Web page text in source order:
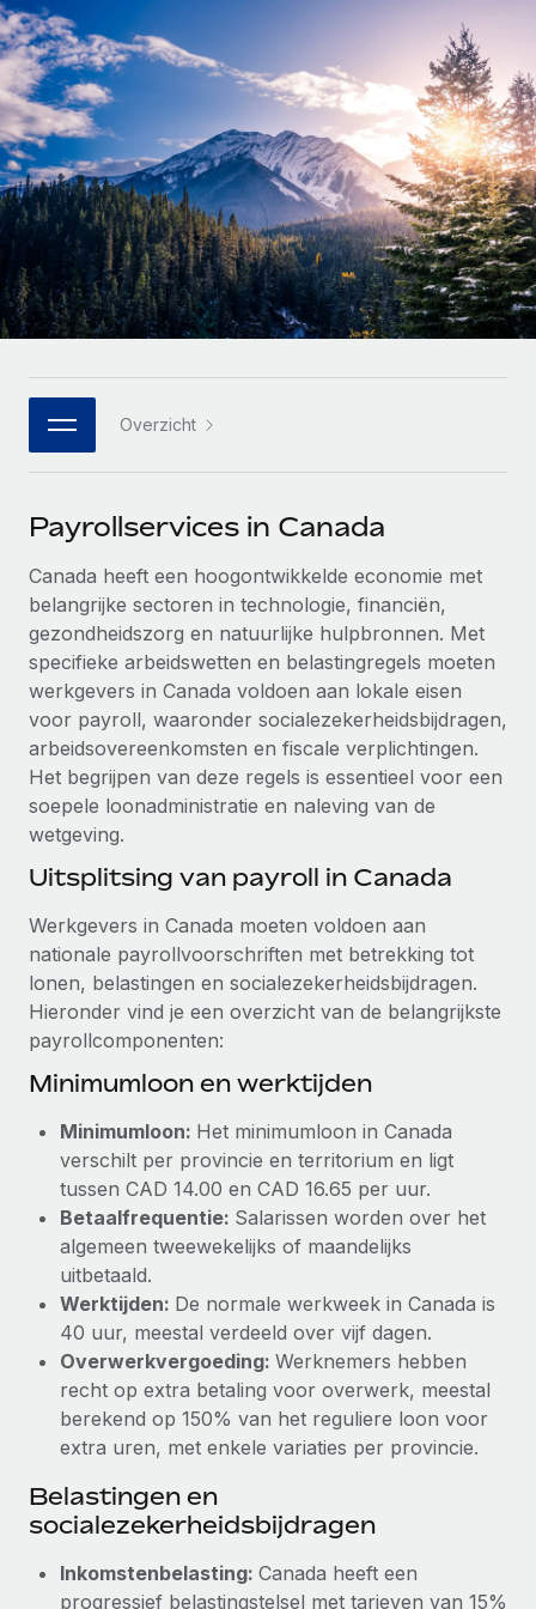
PEO
Ingewikkelde HR-taken eenvoudig uitbesteden
INFRASTRUCTUUR
Remote Embedded
HR naadloos in workflows integreren
Platform
Ingebouwde essentiële HR-functies voor je team
Integraties
DIENSTEN
Vraag een expert
Krijg hulp van global HR- en juridische experts
Achtergrondonderzoek
Vereenvoudig het screeningsproces van
kandidaten
Compliance Watchtower
Blijf compliance-risico's voor
Apparaatbeheer
Lever en track wereldwijd IT-middelen
Entiteiten oprichten
Stel snel compliant entiteiten op
Mobiliteit en overplaatsing
Plaats werknemers moeiteloos over
Eenvoudig secundaire arbeidsvoorwaarden
beheren
GROEIFASE
Start-ups
Flexibele global HR en payroll solutions voor groeiende
bedrijven
Mid-market
Teams uitbreiden met HR solutions op maat
Enterprise
Global HR voor grote bedrijven
WERK MET ONS SAMEN
Strategische technologiepartners
Een partner worden
Binnenkort beschikbaar
Integraties en advies over AI-automatiseringen
CASESTUDY'S
Hoe AI-pionier Weaviate zijn team met 120%
liet groeien met Remote
Weaviate in één oogopslag Weaviate bouwt open source,
AI-first infrastructuur. De missie van het...
Meer informatie
Reverse Tech's strategische samenwerking
met Remote voor contractor management en
payroll
up op het gebied van gezondheid en welzijn,...
Meer informatie
Ontdek valuta-opties en betaalsnelheden voor
internationale zzp'ers
LEREN MET REMOTE
Onderzoek en gidsen
Casestudy's
HR-woordenlijst
Checklists en templates
Webinars
Newsroom
Inzicht in salaris en talent
Inzichtencentrum
Support
Alle bronnen bekijken
BLOG
Global Payroll
Contractor Management
Belastingen
Naar de blog
BLOG
Productupdates van Remote: Gusto- en Xero-
integraties en Contractor Management Plus
Het blijft de missie van Remote om alle soorten bedrijven
te helpen bij het aannemen, beheren en...
Meer informatie
Hoe Phiture 55 werknemers in 19 landen
beheert met Remote
mobiele groeiadviessector, zet zich sinds 2016...
Nederlands
Français
Deutsch
Español
Italiano
Português (Portugal)
日本語
한국어
Overzicht
Payrollservices in Canada
Canada heeft een hoogontwikkelde economie met
belangrijke sectoren in technologie, financiën,
gezondheidszorg en natuurlijke hulpbronnen. Met
specifieke arbeidswetten en belastingregels moeten
werkgevers in Canada voldoen aan lokale eisen
voor payroll, waaronder socialezekerheidsbijdragen,
arbeidsovereenkomsten en fiscale verplichtingen.
Het begrijpen van deze regels is essentieel voor een
soepele loonadministratie en naleving van de
wetgeving.
Uitsplitsing van payroll in Canada
Werkgevers in Canada moeten voldoen aan
nationale payrollvoorschriften met betrekking tot
lonen, belastingen en socialezekerheidsbijdragen.
Hieronder vind je een overzicht van de belangrijkste
payrollcomponenten:
Minimumloon en werktijden
Minimumloon: Het minimumloon in Canada
verschilt per provincie en territorium en ligt
tussen CAD 14.00 en CAD 16.65 per uur.
Betaalfrequentie: Salarissen worden over het
algemeen tweewekelijks of maandelijks
uitbetaald.
Werktijden: De normale werkweek in Canada is
40 uur, meestal verdeeld over vijf dagen.
Overwerkvergoeding: Werknemers hebben
recht op extra betaling voor overwerk, meestal
berekend op 150% van het reguliere loon voor
extra uren, met enkele variaties per provincie.
Belastingen en
socialezekerheidsbijdragen
Inkomstenbelasting: Canada heeft een
progressief belastingstelsel met tarieven van 15%